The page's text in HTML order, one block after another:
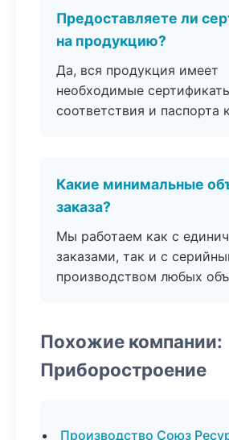
Предоставляете ли
на продукцию?
Да, вся продукция имеет
необходимые
соответствия и паспорта
Какие минимальные
заказа?
Мы работаем как с
заказами, так и с
производством любых
Похожие компании:
Приборостроение
Производство Союз